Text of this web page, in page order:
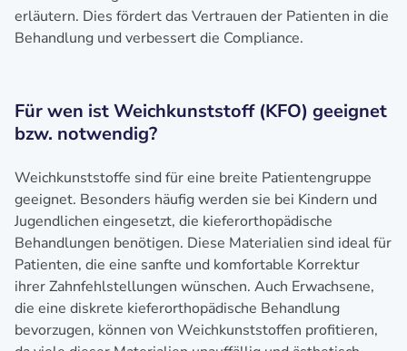
erläutern. Dies fördert das Vertrauen der Patienten in die
Behandlung und verbessert die Compliance.
Für wen ist Weichkunststoff (KFO) geeignet
bzw. notwendig?
Weichkunststoffe sind für eine breite Patientengruppe
geeignet. Besonders häufig werden sie bei Kindern und
Jugendlichen eingesetzt, die kieferorthopädische
Behandlungen benötigen. Diese Materialien sind ideal für
Patienten, die eine sanfte und komfortable Korrektur
ihrer Zahnfehlstellungen wünschen. Auch Erwachsene,
die eine diskrete kieferorthopädische Behandlung
bevorzugen, können von Weichkunststoffen profitieren,